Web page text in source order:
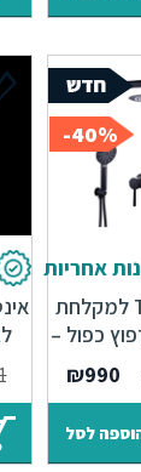
₪999.
₪585.
40%-
סט Total למקלחת
כפול –
מט
המחיר
המקורי
היה:
₪1650.
₪990
הנוכחי
הוא:
₪990.
לסל